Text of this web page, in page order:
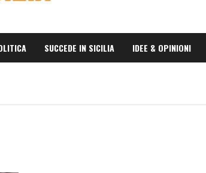
SUCCEDE IN SICILIA IDEE & OPINIONI